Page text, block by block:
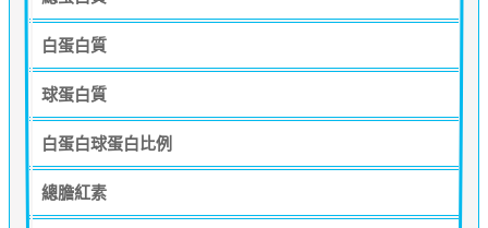
白蛋白質
球蛋白質
白蛋白球蛋白比例
總膽紅素